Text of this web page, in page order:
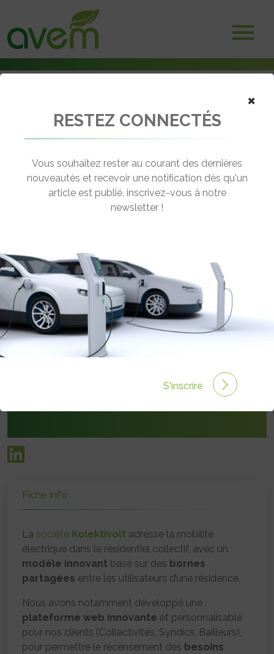
Bornes et systèmes de recharge
66 rue Marius Berliet
69008 Lyon
ALEXANDRE VALIN
Co-fondateur
a.valin@kolektivolt.fr
Fiche info
La société Kolektivolt adresse la mobilité
électrique dans le résidentiel collectif, avec un
modèle innovant basé sur des bornes
partagées entre les utilisateurs d’une résidence.
Nous avons notamment développé une
plateforme web innovante et personnalisable
pour nos clients (Collectivités, Syndics, Bailleurs),
pour permettre le recensement des besoins
×
RESTEZ CONNECTÉS
Vous souhaitez rester au courant des dernières
nouveautés et recevoir une notification dès qu'un
article est publié, inscrivez-vous à notre
newsletter !
S'inscrire